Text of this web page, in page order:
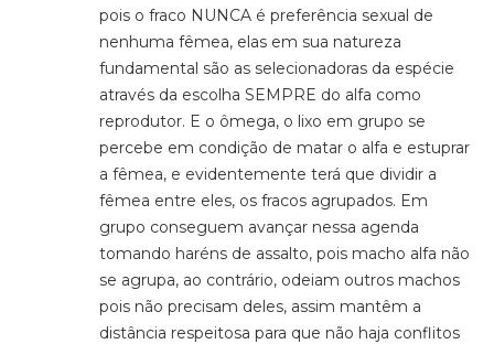
pois o fraco NUNCA é preferência sexual de
nenhuma fêmea, elas em sua natureza
fundamental são as selecionadoras da espécie
através da escolha SEMPRE do alfa como
reprodutor. E o ômega, o lixo em grupo se
percebe em condição de matar o alfa e estuprar
a fêmea, e evidentemente terá que dividir a
fêmea entre eles, os fracos agrupados. Em
grupo conseguem avançar nessa agenda
tomando haréns de assalto, pois macho alfa não
se agrupa, ao contrário, odeiam outros machos
pois não precisam deles, assim mantêm a
distância respeitosa para que não haja conflitos